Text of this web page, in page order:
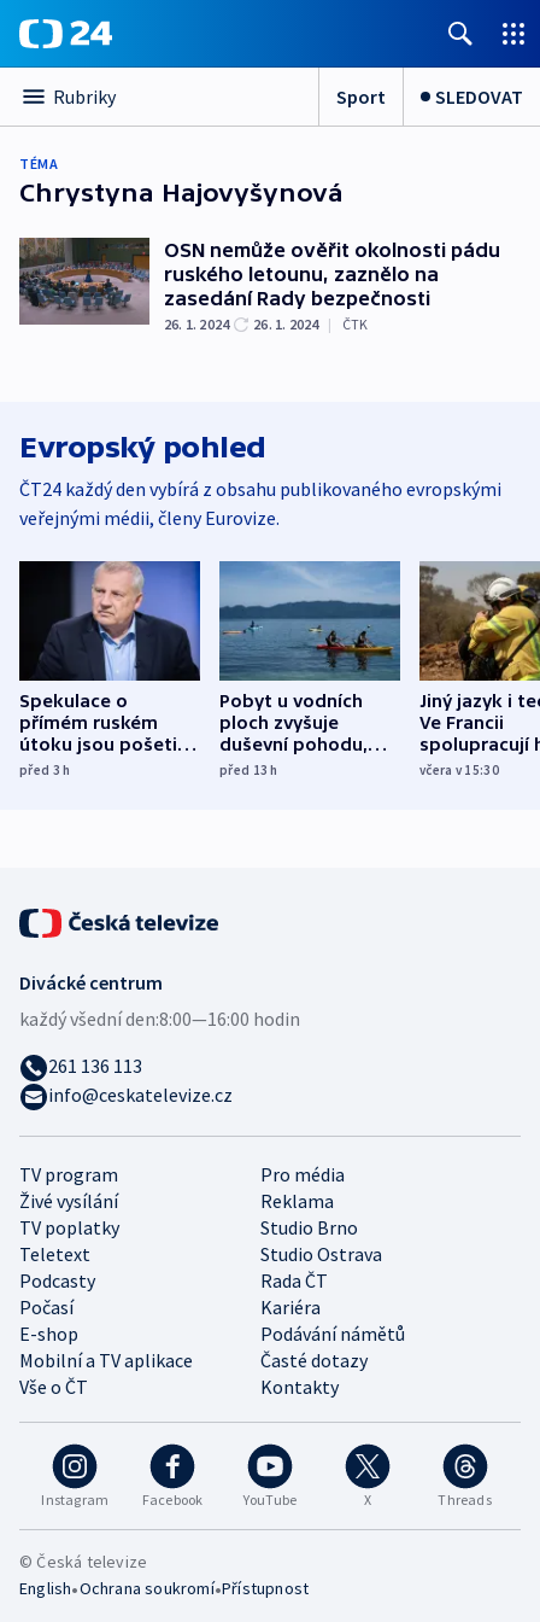
Rubriky Sport SLEDOVAT
TÉMA
Chrystyna Hajovyšynová
OSN nemůže ověřit okolnosti pádu
ruského letounu, zaznělo na
zasedání Rady bezpečnosti
26. 1. 2024 26. 1. 2024 | ČTK
Evropský pohled
ČT24 každý den vybírá z obsahu publikovaného evropskými
veřejnými médii, členy Eurovize.
Spekulace o
přímém ruském
útoku jsou pošetilé,
míní estonský
před 3h
Pobyt u vodních
ploch zvyšuje
duševní pohodu,
ukázala
před 13h
Jiný jazyk i
Ve Francii
spolupracují
různých zemí
včera v 15:30
Instagram Facebook YouTube X Threads
TV program
Pro média
Živé vysílání
Reklama
TV poplatky
Studio Brno
Teletext
Studio Ostrava
Podcasty
Rada ČT
Počasí
Kariéra
E-shop
Podávání námětů
Mobilní a TV aplikace
Časté dotazy
Vše o ČT
Kontakty
Divácké centrum
každý všední den:8:00—16:00 hodin
261 136 113
info@ceskatelevize.cz
© Česká televize
English•Ochrana soukromí•Přístupnost